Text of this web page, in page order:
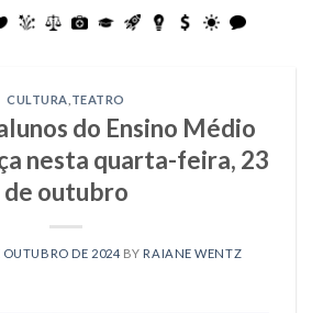
CULTURA TEATRO
do Ensino Médio
nesta quarta-feira, 23
de outubro
OUTUBRO DE 2024 BY RAIANE WENTZ